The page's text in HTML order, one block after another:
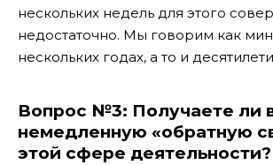
нескольких недель для этого
недостаточно. Мы говорим как
нескольких годах, а то и
Вопрос №3: Получаете ли
немедленную «обратную
этой сфере деятельности?